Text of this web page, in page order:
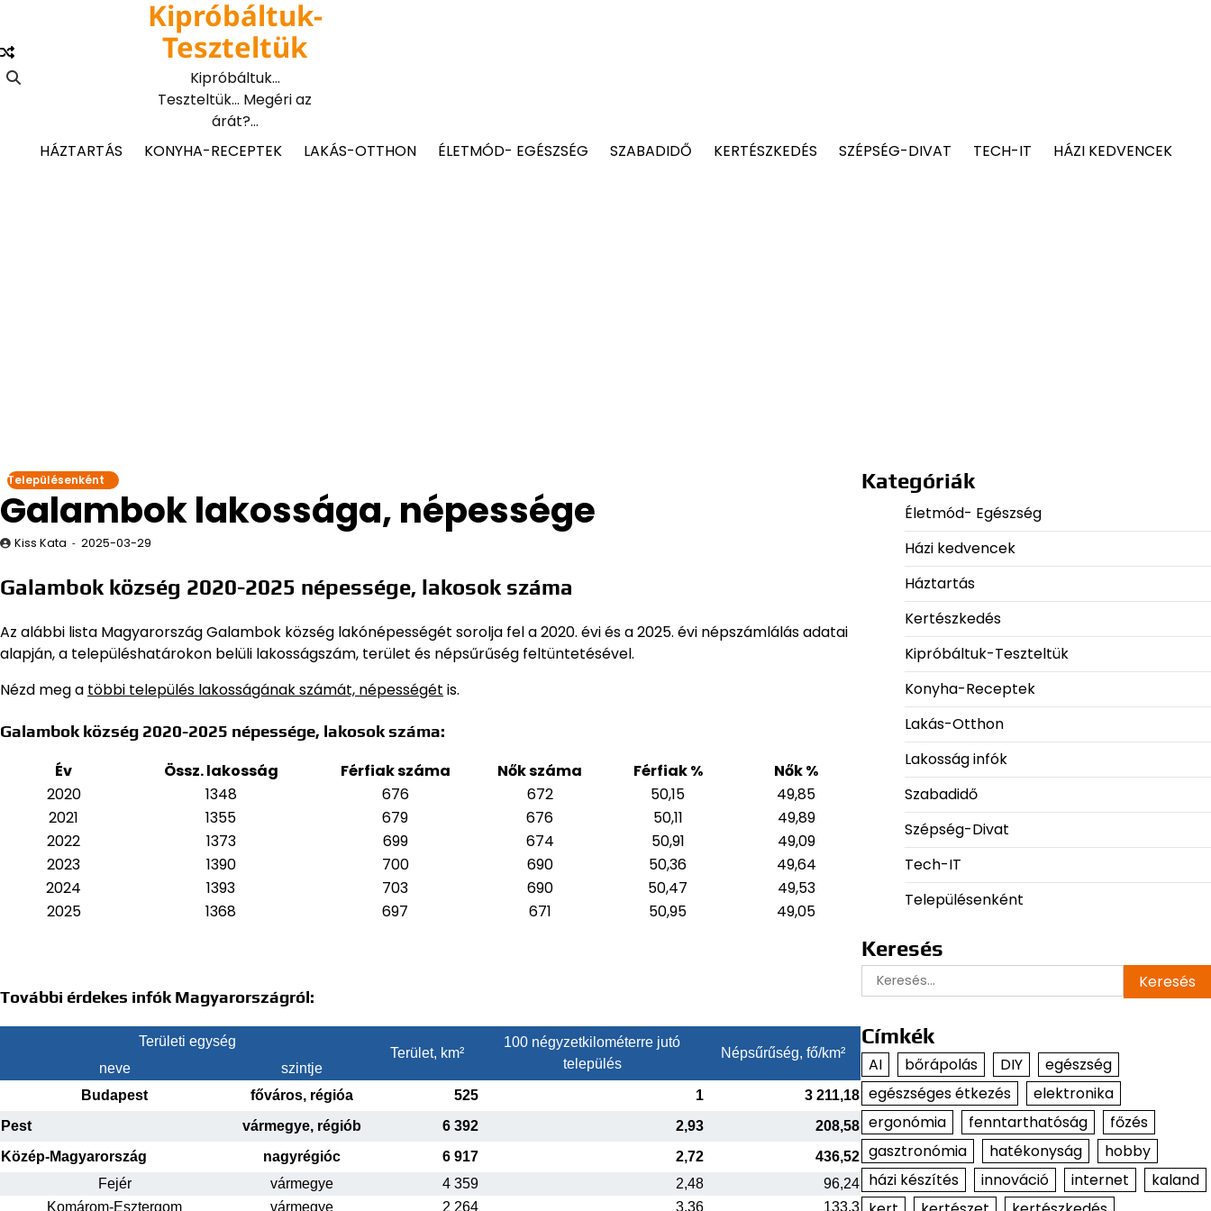
content
Kipróbáltuk-
Teszteltük
Kipróbáltuk…
Teszteltük… Megéri az
árát?…
HÁZTARTÁS
KONYHA-RECEPTEK LAKÁS-OTTHON ÉLETMÓD- EGÉSZSÉG SZABADIDŐ KERTÉSZKEDÉS SZÉPSÉG-DIVAT TECH-IT HÁZI KEDVENCEK
Településenként
Galambok lakossága, népessége
Kiss Kata 2025-03-29
Galambok község 2020-2025 népessége, lakosok száma
Az alábbi lista Magyarország Galambok község lakónépességét sorolja fel a 2020. évi és a 2025. évi népszámlálás adatai
alapján,a településhatárokon belüli lakosságszám, terület és népsűrűség feltüntetésével.
Nézd meg a többi település lakosságának számát, népességét is.
Galambok község 2020-2025 népessége, lakosok száma:
Év Össz. lakosság Férfiak száma Nők száma Férfiak %
Nők %
2020
1348 676 672 50,15
49,85
2021
1355 679 676 50,11
49,89
2022
1373 699 674 50,91
49,09
2023
1390 700 690 50,36
49,64
2024
1393 703 690 50,47
49,53
2025
1368 697 671 50,95 49,05
További érdekes infók Magyarországról:
Területi egység
Terület, km²
100 négyzetkilométerre jutó
település
Népsűrűség, fő/km²
neve
szintje
Budapest
főváros, régióa 525 1
3 211,18
Pest
vármegye, régiób 6 392 2,93
208,58
Közép-Magyarország
nagyrégióc 6 917 2,72
436,52
Fejér
vármegye 4 359 2,48
96,24
Komárom-Esztergom
vármegye 2 264 3,36 133,3
Kategóriák
Életmód- Egészség
Házi kedvencek
Háztartás
Kertészkedés
Kipróbáltuk-Teszteltük
Konyha-Receptek
Lakás-Otthon
Lakosság infók
Szabadidő
Szépség-Divat
Tech-IT
Településenként
Keresés
Keresés:
Címkék
AI bőrápolás DIY
egészség
egészséges étkezés
elektronika
ergonómia
fenntarthatóság
főzés
gasztronómia
hatékonyság
hobby
házi készítés
innováció internet
kaland